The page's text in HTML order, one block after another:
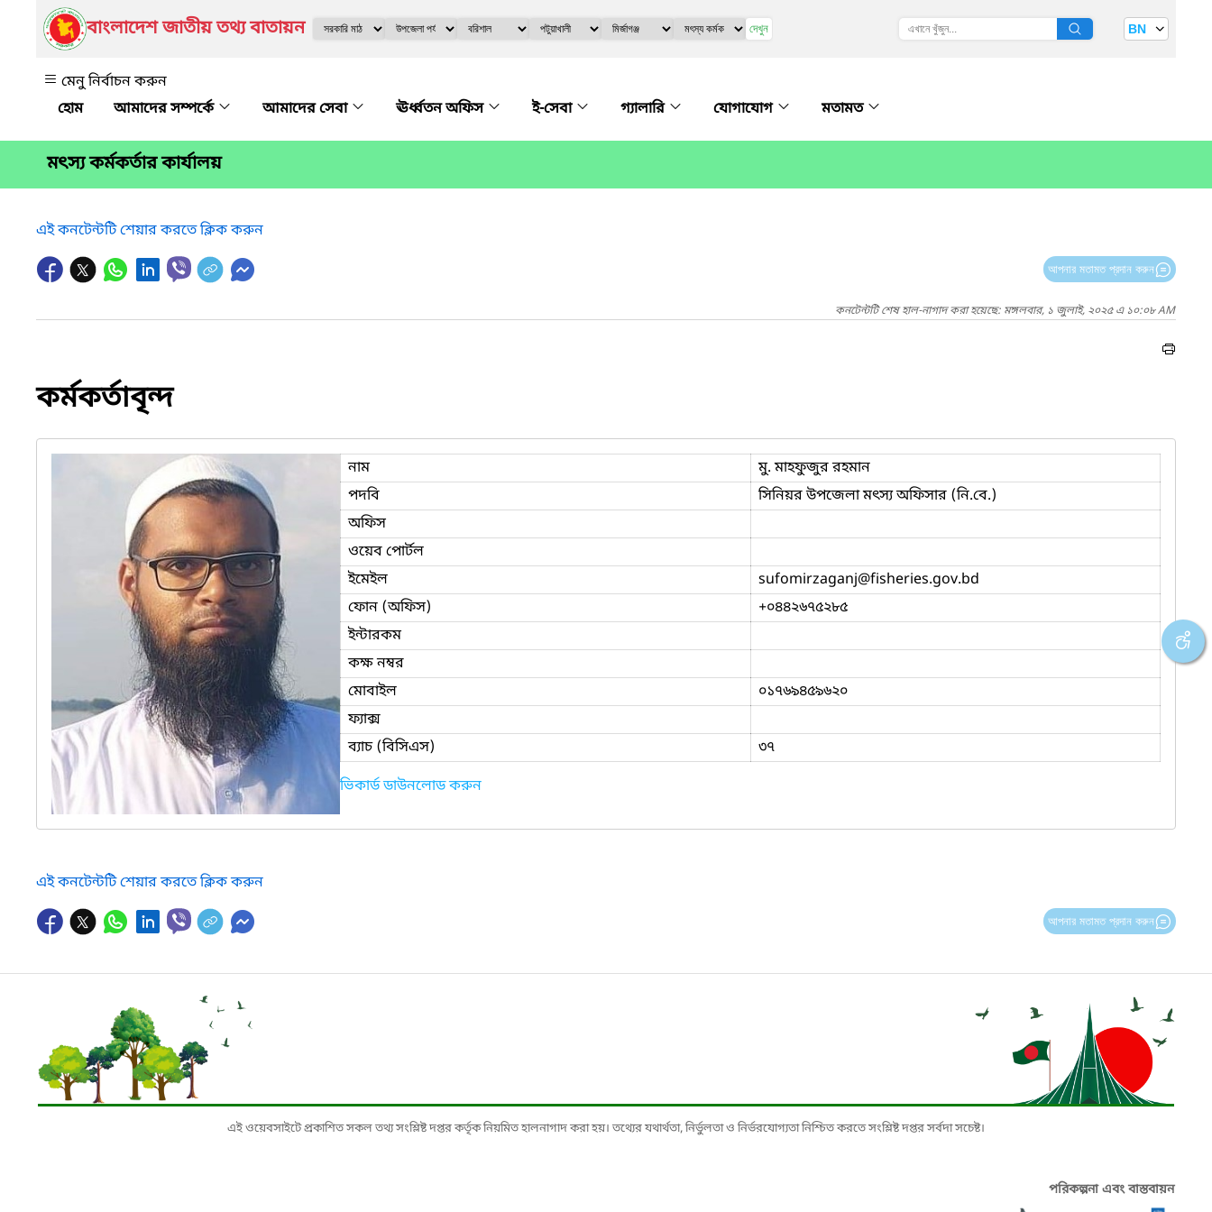
বাংলাদেশ জাতীয় তথ্য বাতায়ন দেখুন BN
মেনু নির্বাচন করুন
আমাদের সম্পর্কে
আমাদের সেবা ঊর্ধ্বতন অফিস ই-সেবা গ্যালারি যোগাযোগ মতামত
মৎস্য কর্মকর্তার কার্যালয়
এই কনটেন্টটি শেয়ার করতে ক্লিক করুন
আপনার মতামত প্রদান করুন
কনটেন্টটি শেষ হাল-নাগাদ করা হয়েছে: মঙ্গলবার, ১ জুলাই, ২০২৫ এ ১০:০৮ AM
কর্মকর্তাবৃন্দ
নাম
মু. মাহফুজুর রহমান
পদবি
সিনিয়র উপজেলা মৎস্য অফিসার (নি.বে.)
অফিস
ওয়েব পোর্টল
ইমেইল
sufomirzaganj@fisheries.gov.bd
ফোন (অফিস)
+০৪৪২৬৭৫২৮৫
ইন্টারকম
কক্ষ নম্বর
মোবাইল
০১৭৬৯৪৫৯৬২০
ফ্যাক্স
ব্যাচ (বিসিএস)
৩৭
ভিকার্ড ডাউনলোড করুন
এই কনটেন্টটি শেয়ার করতে ক্লিক করুন
আপনার মতামত প্রদান করুন
এই ওয়েবসাইটে প্রকাশিত সকল তথ্য সংশ্লিষ্ট দপ্তর কর্তৃক নিয়মিত হালনাগাদ করা হয়। তথ্যের যথার্থতা, নির্ভুলতা ও নির্ভরযোগ্যতা নিশ্চিত করতে সংশ্লিষ্ট দপ্তর সর্বদা সচেষ্ট।
পরিকল্পনা এবং বাস্তবায়ন